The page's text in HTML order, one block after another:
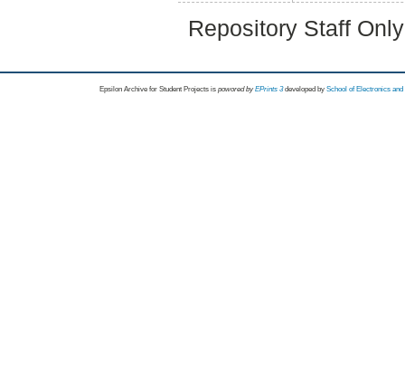
Repository Staff
Epsilon Archive for Student Projects is powored byEPrints 3 developed by School of Electronics